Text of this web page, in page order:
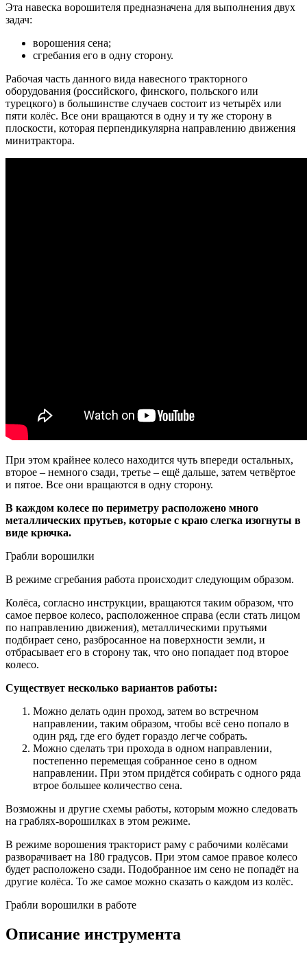
Эта навеска ворошителя предназначена для выполнения двух
задач:
ворошения сена;
сгребания его в одну сторону.
Рабочая часть данного вида навесного тракторного
оборудования (российского, финского, польского или
турецкого) в большинстве случаев состоит из четырёх или
пяти колёс. Все они вращаются в одну и ту же сторону в
плоскости, которая перпендикулярна направлению движения
минитрактора.
При этом крайнее колесо находится чуть впереди остальных,
второе – немного сзади, третье – ещё дальше, затем четвёртое
и пятое. Все они вращаются в одну сторону.
В каждом колесе по периметру расположено много
металлических прутьев, которые с краю слегка изогнуты в
виде крючка.
Грабли ворошилки
В режиме сгребания работа происходит следующим образом.
Колёса, согласно инструкции, вращаются таким образом, что
самое первое колесо, расположенное справа (если стать лицом
по направлению движения), металлическими прутьями
подбирает сено, разбросанное на поверхности земли, и
отбрасывает его в сторону так, что оно попадает под второе
колесо.
Существует несколько вариантов работы:
Можно делать один проход, затем во встречном
направлении, таким образом, чтобы всё сено попало в
один ряд, где его будет гораздо легче собрать.
Можно сделать три прохода в одном направлении,
постепенно перемещая собранное сено в одном
направлении. При этом придётся собирать с одного ряда
втрое большее количество сена.
Возможны и другие схемы работы, которым можно следовать
на граблях-ворошилках в этом режиме.
В режиме ворошения тракторист раму с рабочими колёсами
разворачивает на 180 градусов. При этом самое правое колесо
будет расположено сзади. Подобранное им сено не попадёт на
другие колёса. То же самое можно сказать о каждом из колёс.
Грабли ворошилки в работе
Описание инструмента